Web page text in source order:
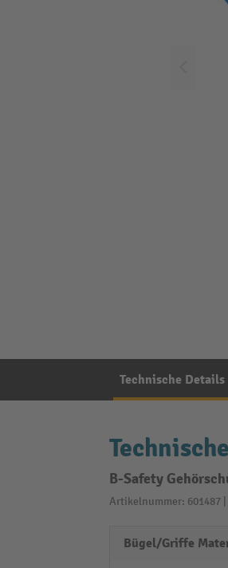
Technische Details
B-Safety
Artikelnummer: 601487 |
Bügel/Griffe